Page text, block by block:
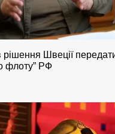
рішення Швеції
флоту” РФ